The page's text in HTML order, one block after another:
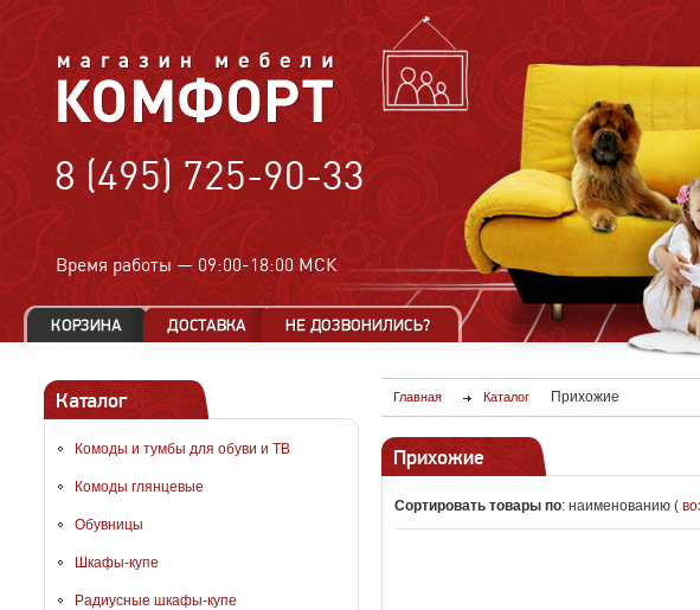
8 (495) 725-90-33
Время работы — 09:00-18:00 МСК
Каталог
Комоды и тумбы для обуви и ТВ
Комоды глянцевые
Обувницы
Шкафы-купе
Радиусные шкафы-купе
Главная Каталог Прихожие
Прихожие
Сортировать товары по: наименованию (